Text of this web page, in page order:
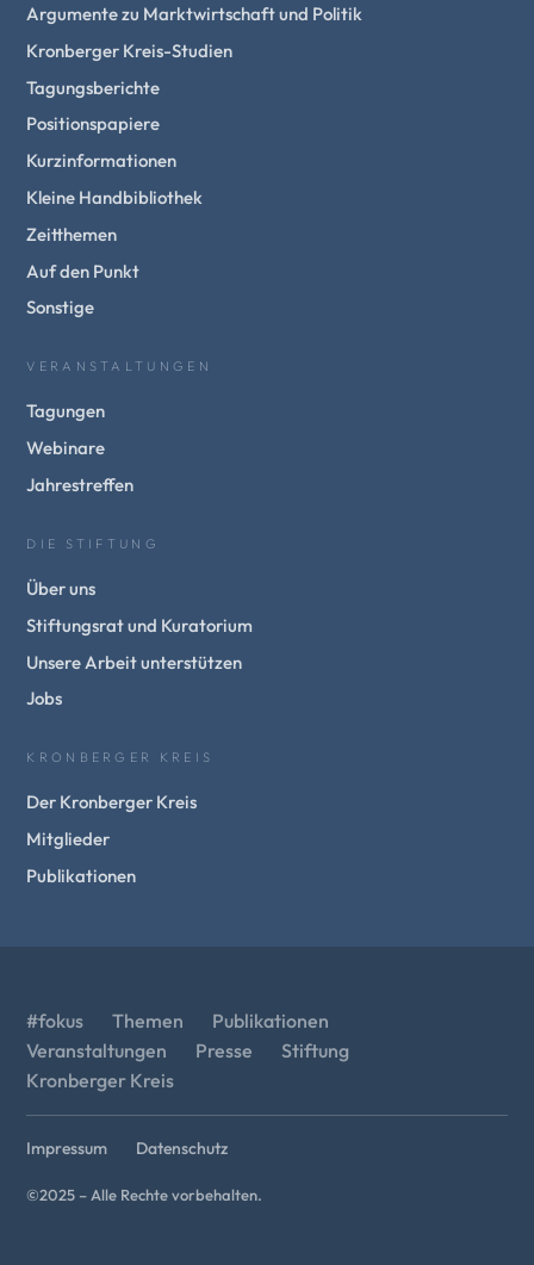
Argumente zu Marktwirtschaft und Politik
Kronberger Kreis-Studien
Tagungsberichte
Positionspapiere
Kurzinformationen
Kleine Handbibliothek
Zeitthemen
Auf den Punkt
Sonstige
VERANSTALTUNGEN
Tagungen
Webinare
Jahrestreffen
DIE STIFTUNG
Über uns
Stiftungsrat und Kuratorium
Unsere Arbeit unterstützen
Jobs
KRONBERGER KREIS
Der Kronberger Kreis
Mitglieder
Publikationen
#fokus Themen
Publikationen
Veranstaltungen
Presse
Stiftung
Kronberger Kreis
Impressum Datenschutz
©2025 – Alle Rechte vorbehalten.